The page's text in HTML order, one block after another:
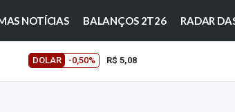
NOTÍCIAS BALANÇOS 2T26 RADAR
DOLAR -0,50% R$ 5,08